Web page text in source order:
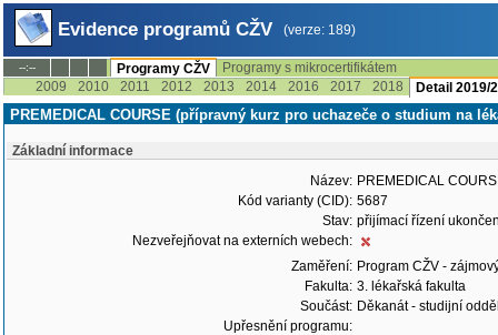
Evidence programů CŽV (verze: 189)
--:-- Programy CŽV
Programy s mikrocertifikátem
2009
2010 2011 2012 2013 2014 2016 2017 2018 Detail 2019/
PREMEDICAL COURSE (přípravný kurz pro uchazeče o studium na
Základní informace
Název: PREMEDICAL
Kód varianty (CID): 5687
Stav: přijímací řízení
Nezveřejňovat na externích webech:
Zaměření: Program CŽV -
Fakulta: 3. lékařská fakulta
Součást: Děkanát - studijní
Upřesnění programu: